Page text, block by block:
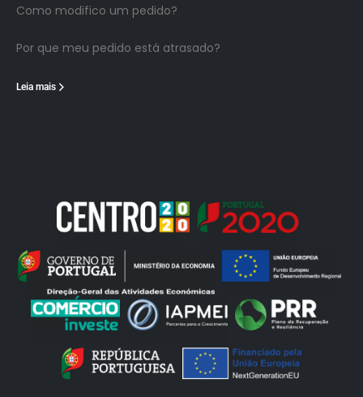
Como modifico um pedido?
Por que meu pedido está atrasado?
Leia mais